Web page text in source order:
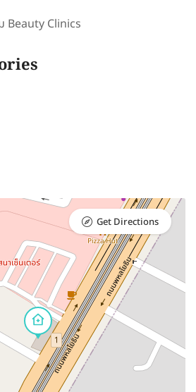
Beauty Clinics
Get Directions